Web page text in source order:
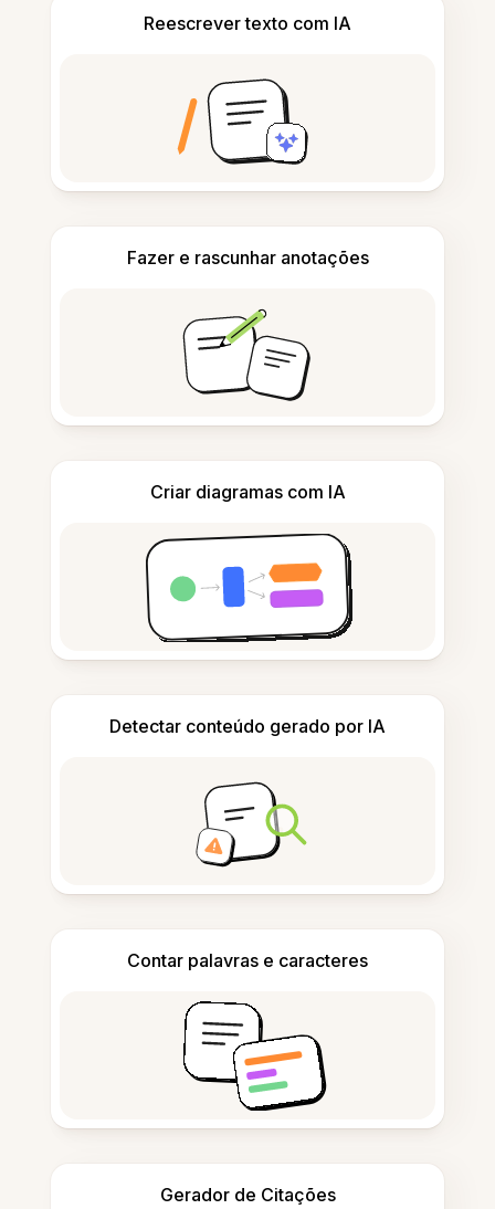
Reescrever texto com IA
Fazer e rascunhar anotações
Criar diagramas com IA
Detectar conteúdo gerado por IA
Contar palavras e caracteres
Gerador de Citações